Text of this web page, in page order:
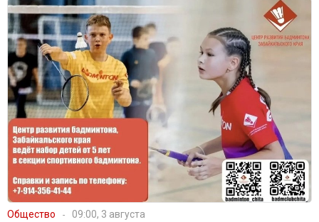
Общество 09:00, 3 августа